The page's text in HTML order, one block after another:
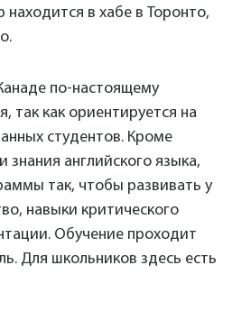
в хабе в Торонто,
по-настоящему
так как ориентируется на
студентов. Кроме
знания английского языка,
так, чтобы развивать у
навыки критического
Обучение проходит
Для школьников здесь есть